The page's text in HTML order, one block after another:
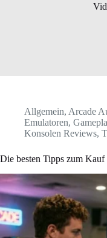
Allgemein, Arcade
Emulatoren,
Konsolen Reviews,
Die besten Tipps zum Kauf